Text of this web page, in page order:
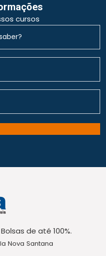
cursos
de até 100%.
Nova Santana